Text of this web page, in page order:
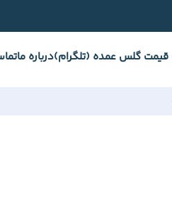
گلس عمده (تلگرام)درباره ما